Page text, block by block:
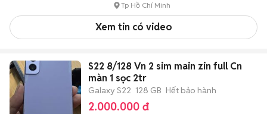
Tp Hồ Chí Minh
Xem tin có video
S22 8/128 Vn 2 sim main zin full Cn
màn 1 sọc 2tr
Galaxy S22 128 GB Hết bảo hành
2.000.000 đ